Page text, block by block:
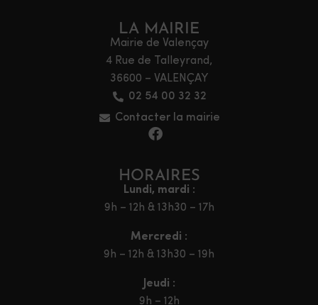
LA MAIRIE
Mairie de Valençay
4 Rue de Talleyrand,
36600 – VALENÇAY
02 54 00 32 32
Contacter la mairie
HORAIRES
Lundi, mardi :
9h – 12h & 13h30 – 17h
Mercredi :
9h – 12h & 13h30 – 19h
Jeudi :
9h – 12h